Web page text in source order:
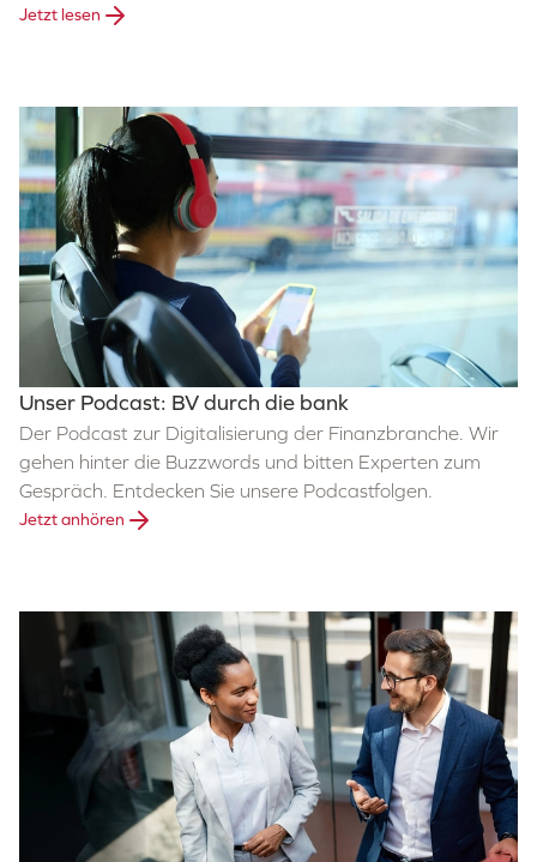
Jetzt lesen
Unser Podcast: BV durch die bank
Der Podcast zur Digitalisierung der Finanzbranche. Wir
gehen hinter die Buzzwords und bitten Experten zum
Gespräch. Entdecken Sie unsere Podcastfolgen.
Jetzt anhören